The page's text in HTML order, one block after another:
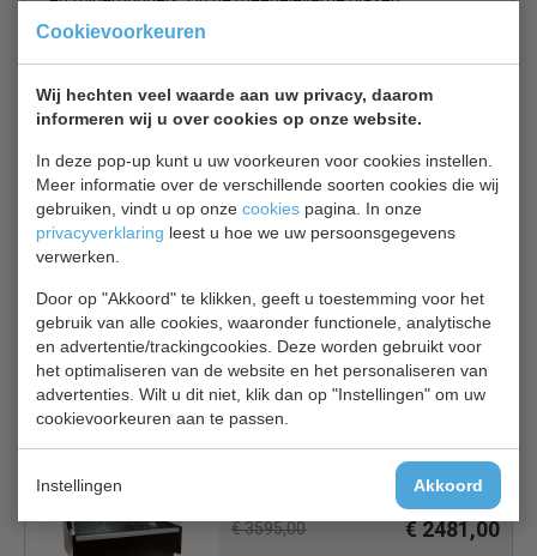
Cookievoorkeuren
Wij hechten veel waarde aan uw privacy, daarom
informeren wij u over cookies op onze website.
In deze pop-up kunt u uw voorkeuren voor cookies instellen.
Meer informatie over de verschillende soorten cookies die wij
gebruiken, vindt u op onze cookies pagina. In onze
privacyverklaring leest u hoe we uw persoonsgegevens
verwerken.
Door op "Akkoord" te klikken, geeft u toestemming voor het
gebruik van alle cookies, waaronder functionele, analytische
en advertentie/trackingcookies. Deze worden gebruikt voor
het optimaliseren van de website en het personaliseren van
advertenties. Wilt u dit niet, klik dan op "Instellingen" om uw
cookievoorkeuren aan te passen.
Instellingen Akkoord
tussenplank is ruimte om ongekoelde producten te
aanwinst in uw interieur. Dit alles voor een super scherpe
Werktemperatuur +1°C tot +10°C
Inclusief ongekoelde glazen tussenplank
Voorzien van onderkoeling
Modern design
Is dit iets voor jou?
Combisteel 7486.0055 Oscar
koeltoonbank 1,5 meter statisch
€ 3595,00 € 2481,00